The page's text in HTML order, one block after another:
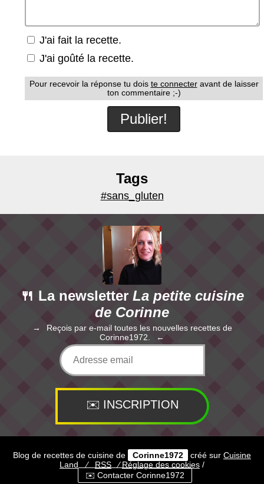
J'ai fait la recette.
J'ai goûté la recette.
Pour recevoir la réponse tu dois te connecteravant de laisser
ton commentaire ;-)
Tags
#sans_gluten
🍴 La newsletter La petite cuisine
de Corinne
Reçois par e-mail toutes les nouvelles recettes de
Corinne1972.
Blog de recettes de cuisine de Corinne1972 créé sur Cuisine
Land
⁄ RSS ⁄Réglage des cookies /
✉️ Contacter Corinne1972